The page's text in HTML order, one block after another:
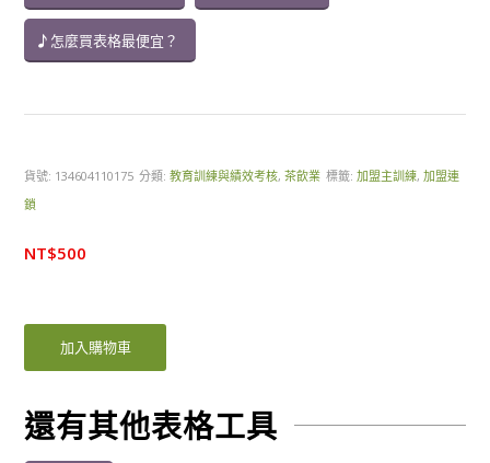
怎麼買表格最便宜？
貨號: 134604110175 分類:教育訓練與績效考核,茶飲業 標籤:加盟主訓練,加盟連
鎖
NT$500
加入購物車
還有其他表格工具